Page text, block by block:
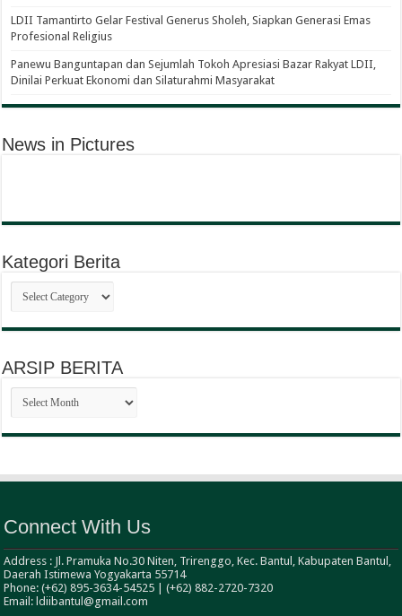
LDII Tamantirto Gelar Festival Generus Sholeh, Siapkan Generasi Emas
Profesional Religius
Panewu Banguntapan dan Sejumlah Tokoh Apresiasi Bazar Rakyat LDII,
Dinilai Perkuat Ekonomi dan Silaturahmi Masyarakat
News in Pictures
Kategori Berita
Kategori
Berita
ARSIP BERITA
ARSIP
BERITA
Connect With Us
Address : Jl. Pramuka No.30 Niten, Trirenggo, Kec. Bantul, Kabupaten Bantul,
Daerah Istimewa Yogyakarta 55714
Phone: (+62) 895-3634-54525 | (+62) 882-2720-7320
Email: ldiibantul@gmail.com